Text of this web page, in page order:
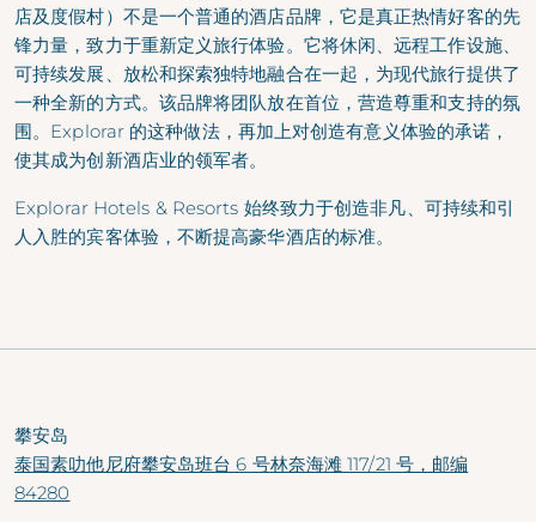
店及度假村）不是一个普通的酒店品牌，它是真正热情好客的先
锋力量，致力于重新定义旅行体验。它将休闲、远程工作设施、
可持续发展、放松和探索独特地融合在一起，为现代旅行提供了
一种全新的方式。该品牌将团队放在首位，营造尊重和支持的氛
围。Explorar 的这种做法，再加上对创造有意义体验的承诺，
使其成为创新酒店业的领军者。
Explorar Hotels & Resorts 始终致力于创造非凡、可持续和引
人入胜的宾客体验，不断提高豪华酒店的标准。
攀安岛
泰国素叻他尼府攀安岛班台 6 号林奈海滩 117/21 号，邮编
84280